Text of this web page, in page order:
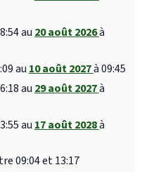
au 20 août 2026à
au 10 août 2027à 09:45
au 29 août 2027à
au 17 août 2028à
09:04 et 13:17